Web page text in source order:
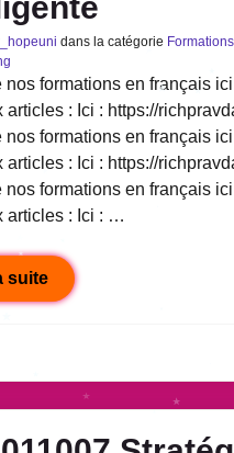
dans la catégorie Formations
nos formations en français
articles : Ici : https://
nos formations en français
articles : Ici : https://
nos formations en français
articles : Ici : …
suite